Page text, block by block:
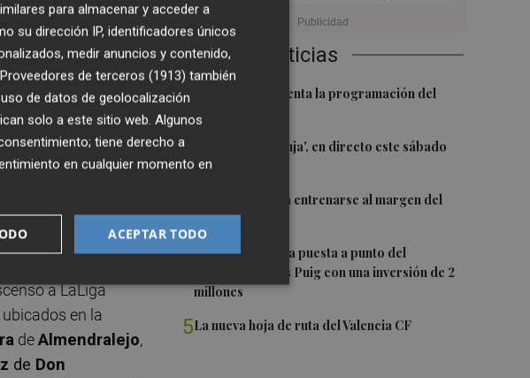
Últimas Noticias
1
El Valencia presenta la programación del
Trofeu Taronja
2
El 'Trofeu Taronja', en directo este sábado
por À Punt
Almeida vuelve a entrenarse al margen del
grupo
4València ultima la puesta a punto del
Velódromo Lluís Puig con una inversión de 2
millones
5La nueva hoja de ruta del Valencia CF
medio de la
en el Rico Pérez la
selección de las
, también
ocurrirá con el
una semana la
acogerán las
ahí podría
a LaLiga
en la
deAlmendralejo,
de Don
para almacenar y acceder a
su dirección IP, identificadores únicos
medir anuncios y contenido,
Proveedores de terceros (1913) también
de datos de geolocalización
solo a este sitio web. Algunos
tiene derecho a
en cualquier momento en
ACEPTAR TODO